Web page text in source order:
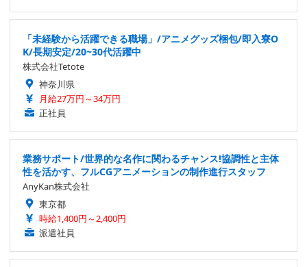
「未経験から活躍できる職場」/アニメグッズ梱包/即入寮O
K/長期安定/20~30代活躍中
株式会社Tetote
神奈川県
月給27万円～34万円
正社員
業務サポート/世界的な名作に関わるチャンス!協調性と主体
性を活かす、フルCGアニメーションの制作進行スタッフ
AnyKan株式会社
東京都
時給1,400円～2,400円
派遣社員